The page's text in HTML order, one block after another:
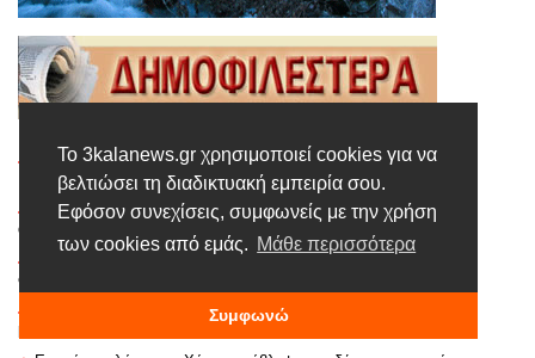
Το 3kalanews.gr χρησιμοποιεί cookies για να
βελτιώσει τη διαδικτυακή εμπειρία σου.
Εφόσον συνεχίσεις, συμφωνείς με την χρήση
των cookies από εμάς. Μάθε περισσότερα
Συμφωνώ
Γιορτή καλαμποκιού, 1/8/2026, στον Αγ. Βησσαρίωνα Δήμου
Πύλης
Τριπλή συνεργασία στα Τρίκαλα ενάντια στις τηλεφωνικές
απάτες
συνεχίζεται με ακόμη μία ξεχωριστή συνάντηση
H Περιφέρεια Θεσσαλίας χρηματοδοτεί τη δημιουργία ενός
μεγάλου φωτοβολταϊκού σταθμού στο Διαλεκτό Τρικάλων